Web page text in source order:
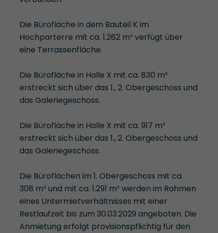
Die Bürofläche in dem Bauteil K im
Hochparterre mit ca. 1.262 m² verfügt über
eine Terrassenfläche.
Die Bürofläche in Halle X mit ca. 830 m²
erstreckt sich über das 1., 2. Obergeschoss und
das Galeriegeschoss.
Die Bürofläche in Halle X mit ca. 917 m²
erstreckt sich über das 1., 2. Obergeschoss und
das Galeriegeschoss.
Die Büroflächen im 1. Obergeschoss mit ca.
308 m² und mit ca. 1.291 m² werden im Rahmen
eines Untermietverhältnisses mit einer
Restlaufzeit bis zum 30.03.2029 angeboten. Die
Anmietung erfolgt provisionspflichtig für den